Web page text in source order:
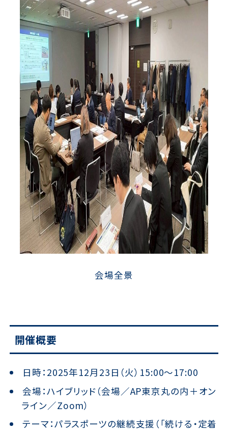
会場全景
開催概要
日時：2025年12月23日（火）15:00〜17:00
会場：ハイブリッド（会場／AP東京丸の内＋オン
ライン／Zoom）
テーマ：パラスポーツの継続支援（「続ける・定着